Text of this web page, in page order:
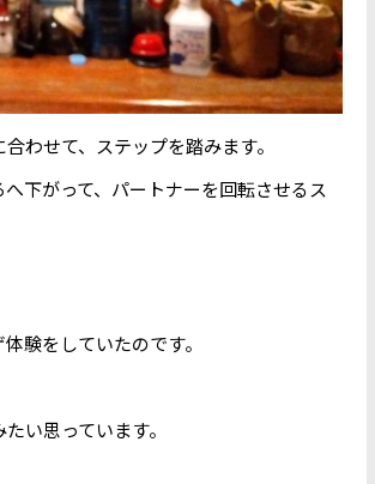
わせて、ステップを踏みます。
下がって、パートナーを回転させるス
験をしていたのです。
い思っています。